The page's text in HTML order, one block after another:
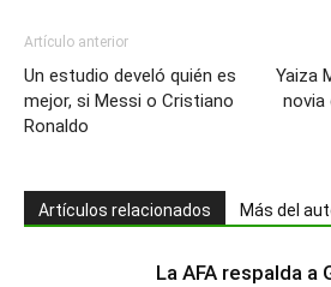
Artículo anterior
Un estudio develó quién es
mejor, si Messi o Cristiano
Ronaldo
Yaiza
novia
Artículos relacionados Más del
La AFA respalda a